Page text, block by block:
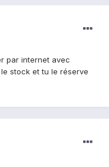
par internet avec
stock et tu le réserve